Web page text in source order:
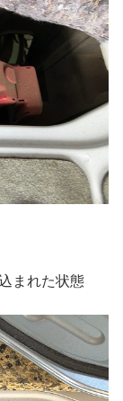
まれた状態